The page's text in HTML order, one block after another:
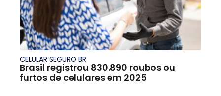
CELULAR SEGURO BR
Brasil registrou 830.890 roubos ou
furtos de celulares em 2025